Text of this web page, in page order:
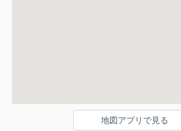
地図アプリで見る